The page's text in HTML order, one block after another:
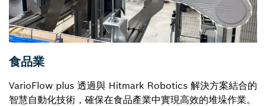
食品業
VarioFlow plus 透過與 Hitmark Robotics 解決方案結合的
智慧自動化技術，確保在食品產業中實現高效的堆垛作業。